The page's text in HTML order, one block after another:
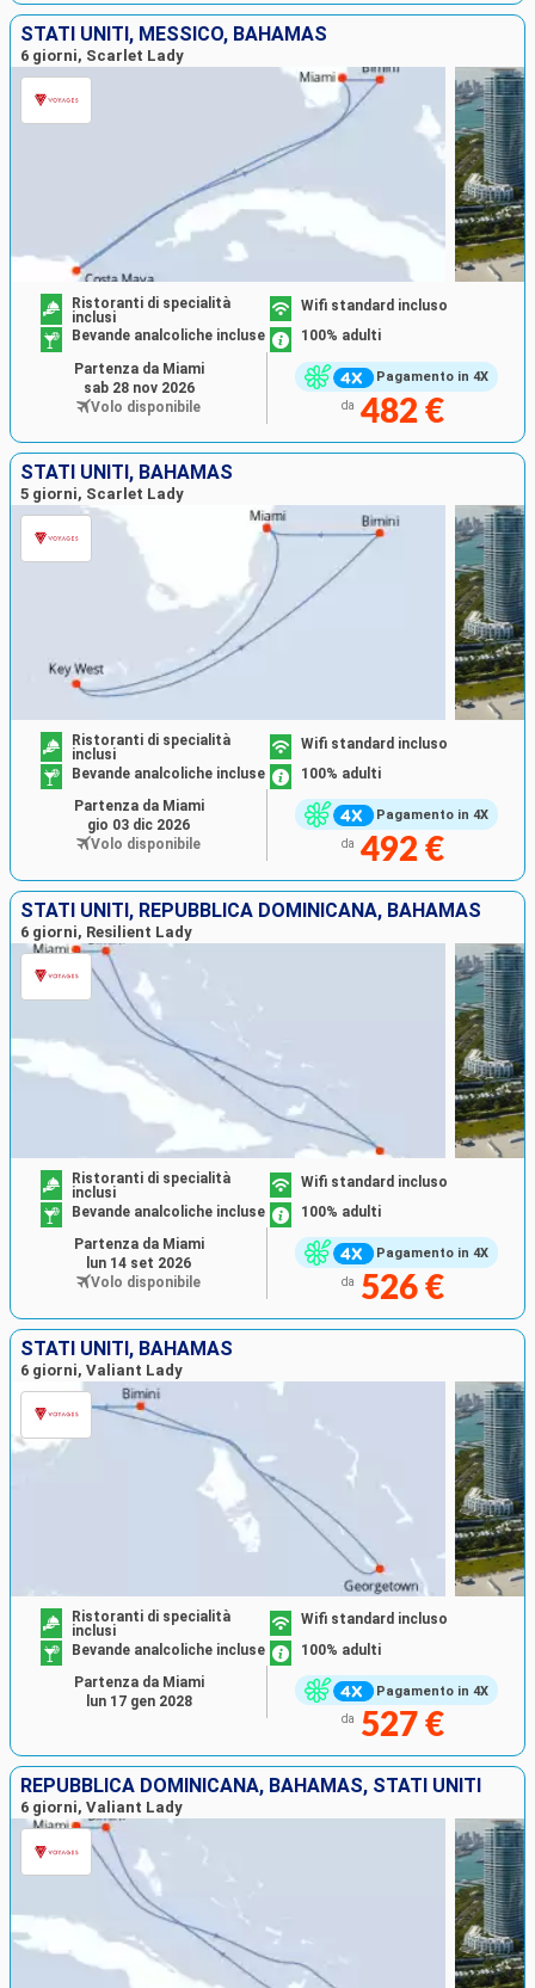
STATI UNITI, MESSICO, BAHAMAS
6 giorni, Scarlet Lady
Pagamento in 4X
Ristoranti di specialità
inclusi
Wifi standard incluso
Bevande analcoliche incluse
100% adulti
da 482 €
Partenza da Miami
sab 28 nov 2026
Volo disponibile
STATI UNITI, BAHAMAS
5 giorni, Scarlet Lady
Pagamento in 4X
Ristoranti di specialità
inclusi
Wifi standard incluso
Bevande analcoliche incluse
100% adulti
da 492 €
Partenza da Miami
gio 03 dic 2026
Volo disponibile
STATI UNITI, REPUBBLICA DOMINICANA, BAHAMAS
6 giorni, Resilient Lady
Pagamento in 4X
Ristoranti di specialità
inclusi
Wifi standard incluso
Bevande analcoliche incluse
100% adulti
da 526 €
Partenza da Miami
lun 14 set 2026
Volo disponibile
STATI UNITI, BAHAMAS
6 giorni, Valiant Lady
Pagamento in 4X
Ristoranti di specialità
inclusi
Wifi standard incluso
Bevande analcoliche incluse
100% adulti
da 527 €
Partenza da Miami
lun 17 gen 2028
REPUBBLICA DOMINICANA, BAHAMAS, STATI UNITI
6 giorni, Valiant Lady